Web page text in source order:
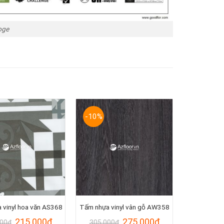
vinyl hoa văn AS368
Giá
215.000₫Giá
-10%
Tấm nhựa vinyl vân gỗ AW358
Giá
275.000₫Giá